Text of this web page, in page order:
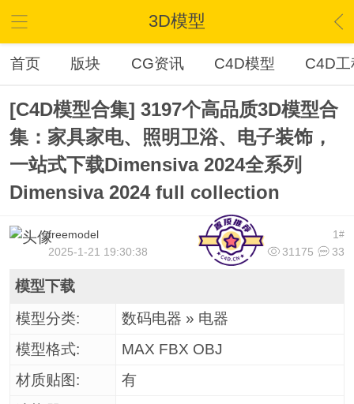
3D模型
首页 版块 CG资讯 C4D模型 C4D工
[C4D模型合集] 3197个高品质3D模型合
集：家具家电、照明卫浴、电子装饰，
一站式下载Dimensiva 2024全系列
Dimensiva 2024 full collection
1#
freemodel
31175
33
2025-1-21 19:30:38
模型下载
模型分类:
数码电器 » 电器
模型格式:
MAX FBX OBJ
材质贴图:
有